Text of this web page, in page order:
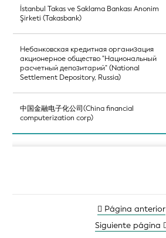
İstanbul Takas ve Saklama Bankası Anonim
Şirketi (Takasbank)
Небанковская кредитная организация
акционерное общество "Национальный
расчетный депозитарий" (National
Settlement Depository, Russia)
中国金融电子化公司(China financial
computerization corp)
Página anterior
Siguiente página